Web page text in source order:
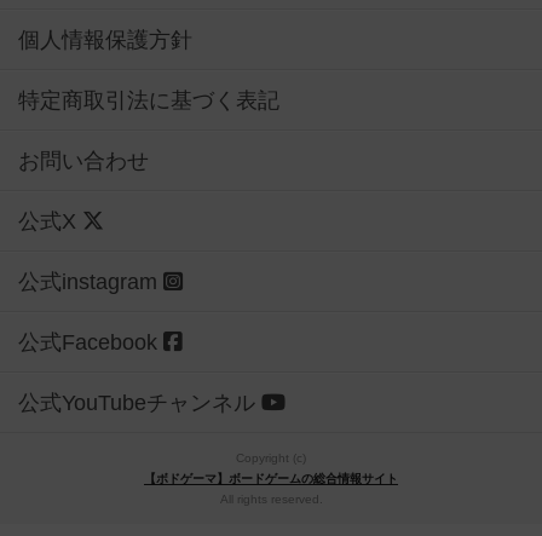
個人情報保護方針
特定商取引法に基づく表記
お問い合わせ
公式X
公式instagram
公式Facebook
公式YouTubeチャンネル
Copyright (c)
【ボドゲーマ】ボードゲームの総合情報サイト
All rights reserved.